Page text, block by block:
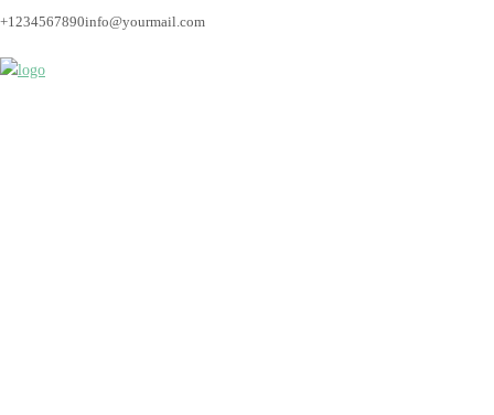
+1234567890info@yourmail.com